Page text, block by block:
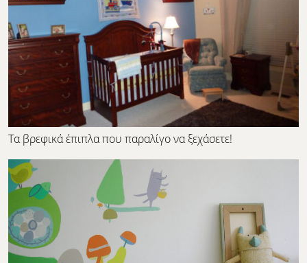
Τα βρεφικά έπιπλα που παραλίγο να ξεχάσετε!